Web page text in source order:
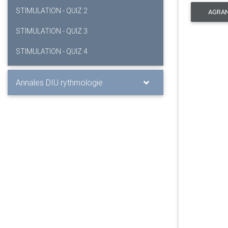
STIMULATION - QUIZ 2
STIMULATION - QUIZ 3
STIMULATION - QUIZ 4
Annales DIU rythmologie